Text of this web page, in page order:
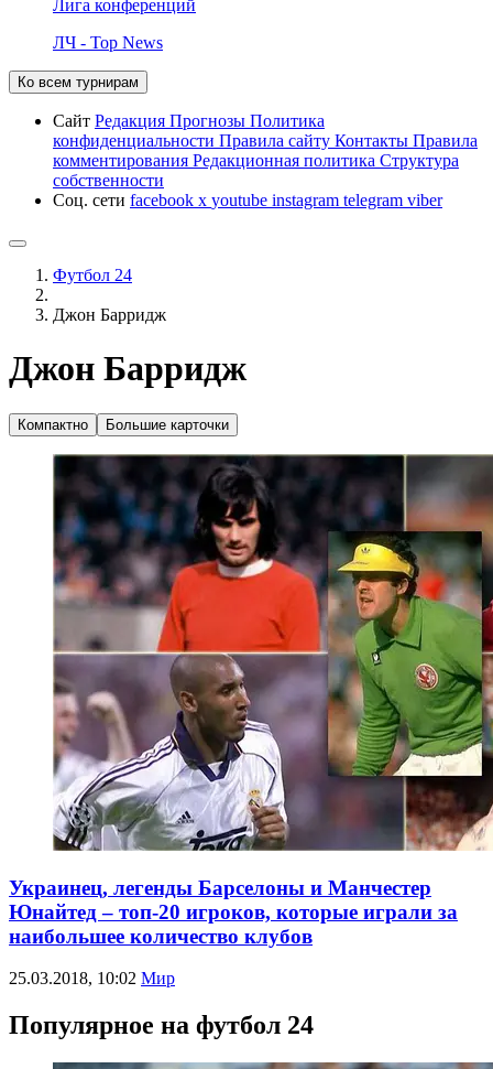
Лига конференций
ЛЧ - Top News
Ко всем турнирам
Сайт Редакция Прогнозы Политика
конфиденциальности Правила сайту Контакты Правила
комментирования Редакционная политика Структура
собственности
Соц. сети facebook x youtube instagram telegram viber
Футбол 24
Джон Барридж
Джон Барридж
Компактно Большие карточки
Украинец, легенды Барселоны и Манчестер
Юнайтед – топ-20 игроков, которые играли за
наибольшее количество клубов
25.03.2018, 10:02 Мир
Популярное на футбол 24